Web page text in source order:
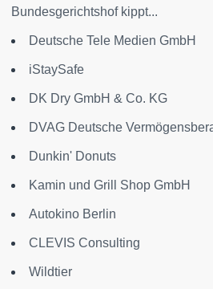
Bundesgerichtshof kippt...
Deutsche Tele Medien GmbH
iStaySafe
DK Dry GmbH & Co. KG
DVAG Deutsche
Dunkin' Donuts
Kamin und Grill Shop GmbH
Autokino Berlin
CLEVIS Consulting
Wildtier